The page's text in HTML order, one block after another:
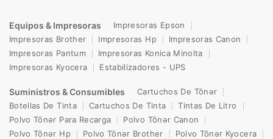
Equipos & Impresoras
Impresoras Epson
Impresoras Brother
Impresoras Hp
Impresoras Canon
Impresoras Pantum
Impresoras Konica Minolta
Impresoras Kyocera
Estabilizadores - UPS
Suministros & Consumibles
Cartuchos De Tōnər
Botellas De Tinta
Cartuchos De Tinta
Tintas De Litro
Polvo Tōnər Para Recarga
Polvo Tōnər Canon
Polvo Tōnər Hp
Polvo Tōnər Brother
Polvo Tōnər Kyocera